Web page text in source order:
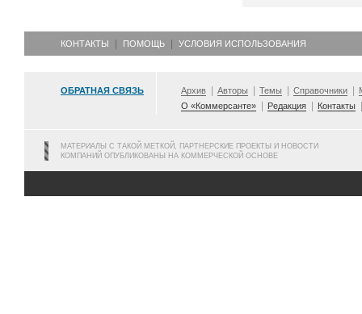
КОНТАКТЫ ПОМОЩЬ УСЛОВИЯ ИСПОЛЬЗОВАНИЯ
ОБРАТНАЯ СВЯЗЬ Архив Авторы Темы Справочники
О «Коммерсанте»
Редакция Контакты
МАТЕРИАЛЫ С ТАКОЙ МЕТКОЙ, ПАРТНЕРСКИЕ ПРОЕКТЫ И НОВОСТИ
КОМПАНИЙ ОПУБЛИКОВАНЫ НА КОММЕРЧЕСКОЙ ОСНОВЕ